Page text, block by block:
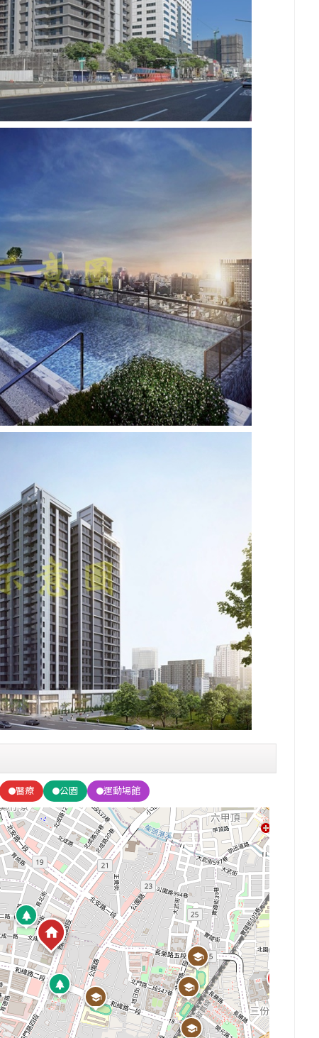
醫療 公園 運動場館